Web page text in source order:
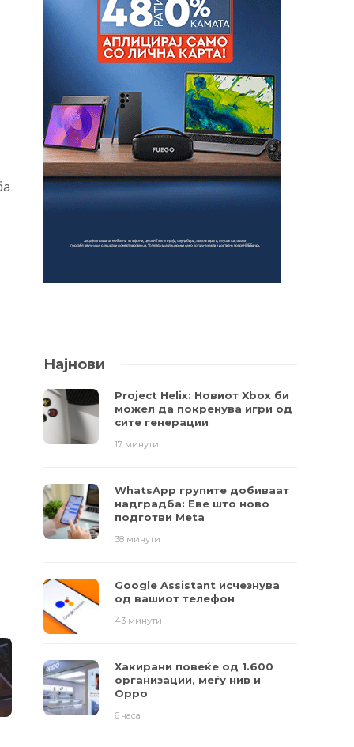
Најнови
Project Helix: Новиот Xbox би
можел да покренува игри од
сите генерации
17 минути
WhatsApp групите добиваат
надградба: Еве што ново
подготви Meta
38 минути
Google Assistant исчезнува
од вашиот телефон
43 минути
Хакирани повеќе од 1.600
организации, меѓу нив и
Oppo
6 часа